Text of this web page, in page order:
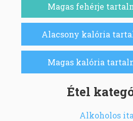
Magas fehérje
Alacsony kalória
Magas kalória
Étel
Alkoholos